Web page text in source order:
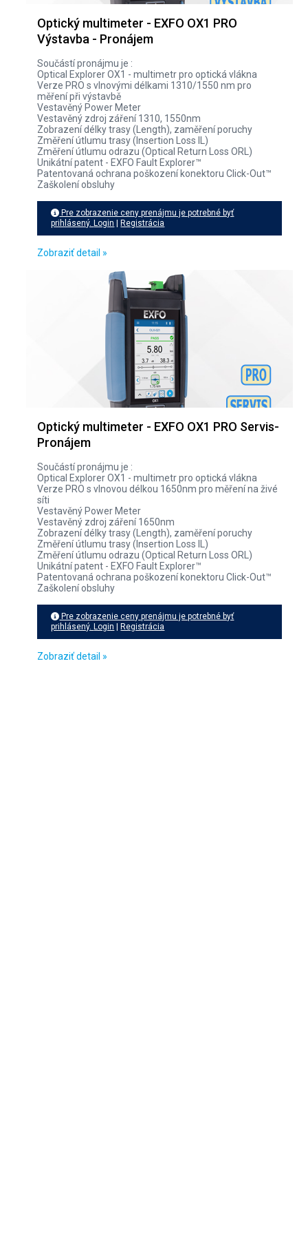
Optický multimeter - EXFO OX1 PRO
Výstavba - Pronájem
Součástí pronájmu je :
Optical Explorer OX1 - multimetr pro optická vlákna
Verze PRO s vlnovými délkami 1310/1550 nm pro
měření při výstavbě
Vestavěný Power Meter
Vestavěný zdroj záření 1310, 1550nm
Zobrazení délky trasy (Length), zaměření poruchy
Změření útlumu trasy (Insertion Loss IL)
Změření útlumu odrazu (Optical Return Loss ORL)
Unikátní patent - EXFO Fault Explorer™
Patentovaná ochrana poškození konektoru Click-Out™
Zaškolení obsluhy
Pre zobrazenie ceny prenájmu je potrebné byť
prihlásený. Login Registrácia
Zobraziť detail »
Optický multimeter - EXFO OX1 PRO Servis-
Pronájem
Součástí pronájmu je :
Optical Explorer OX1 - multimetr pro optická vlákna
Verze PRO s vlnovou délkou 1650nm pro měření na živé
síti
Vestavěný Power Meter
Vestavěný zdroj záření 1650nm
Zobrazení délky trasy (Length), zaměření poruchy
Změření útlumu trasy (Insertion Loss IL)
Změření útlumu odrazu (Optical Return Loss ORL)
Unikátní patent - EXFO Fault Explorer™
Patentovaná ochrana poškození konektoru Click-Out™
Zaškolení obsluhy
Pre zobrazenie ceny prenájmu je potrebné byť
prihlásený. Login Registrácia
Zobraziť detail »